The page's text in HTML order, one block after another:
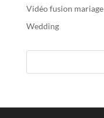
Vidéo fusion mariage
Wedding